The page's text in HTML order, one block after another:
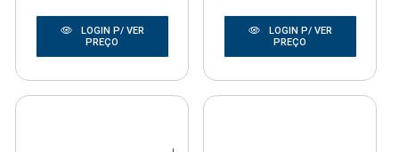
LOGIN P/ VER
PREÇO
LOGIN P/ VER
PREÇO